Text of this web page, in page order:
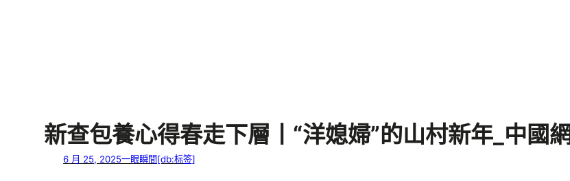
新查包養心得春走下層丨“洋媳婦”的山村新年_中國網
6 月 25, 2025一眼瞬間[db:标签]